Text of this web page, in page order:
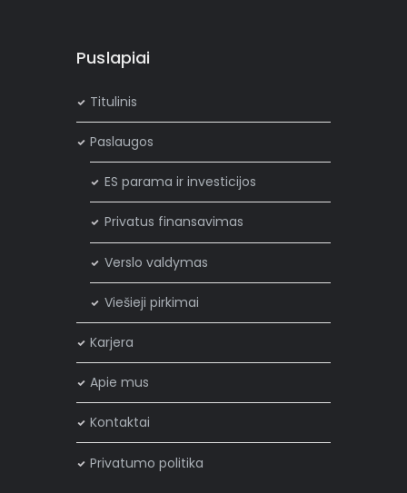
Puslapiai
Titulinis
Paslaugos
ES parama ir investicijos
Privatus finansavimas
Verslo valdymas
Viešieji pirkimai
Karjera
Apie mus
Kontaktai
Privatumo politika
Privatumo politika
Mes naudojame slapukus, kad užtikrintume, kad jūs
gaunate geriausią patirtį mūsų svetainėje. Jei ir toliau
naršote mūsų svetainėje, tai yra jūsų sutikimas naudoti